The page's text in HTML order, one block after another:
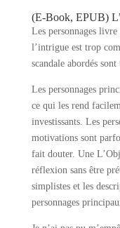
(E-Book, EPUB)
Les personnages
l’intrigue est trop
scandale abordés
Les personnages
ce qui les rend
investissants. Les
motivations sont
fait douter. Une
réflexion sans être
simplistes et les
personnages